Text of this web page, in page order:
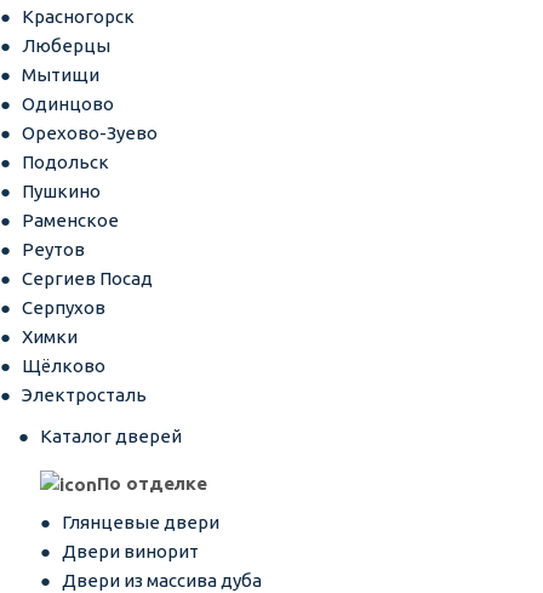
Красногорск
Люберцы
Мытищи
Одинцово
Орехово-Зуево
Подольск
Пушкино
Раменское
Реутов
Сергиев Посад
Серпухов
Химки
Щёлково
Электросталь
Каталог дверей
По отделке
Глянцевые двери
Двери винорит
Двери из массива дуба